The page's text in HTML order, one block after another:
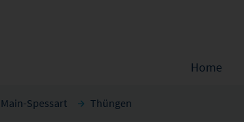
Home
Spessart Thüngen